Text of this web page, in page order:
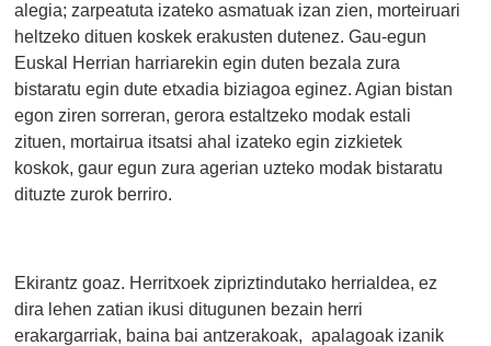
alegia; zarpeatuta izateko asmatuak izan zien, morteiruari
heltzeko dituen koskek erakusten dutenez. Gau-egun
Euskal Herrian harriarekin egin duten bezala zura
bistaratu egin dute etxadia biziagoa eginez. Agian bistan
egon ziren sorreran, gerora estaltzeko modak estali
zituen, mortairua itsatsi ahal izateko egin zizkietek
koskok, gaur egun zura agerian uzteko modak bistaratu
dituzte zurok berriro.
Ekirantz goaz. Herritxoek zipriztindutako herrialdea, ez
dira lehen zatian ikusi ditugunen bezain herri
erakargarriak, baina bai antzerakoak, apalagoak izanik